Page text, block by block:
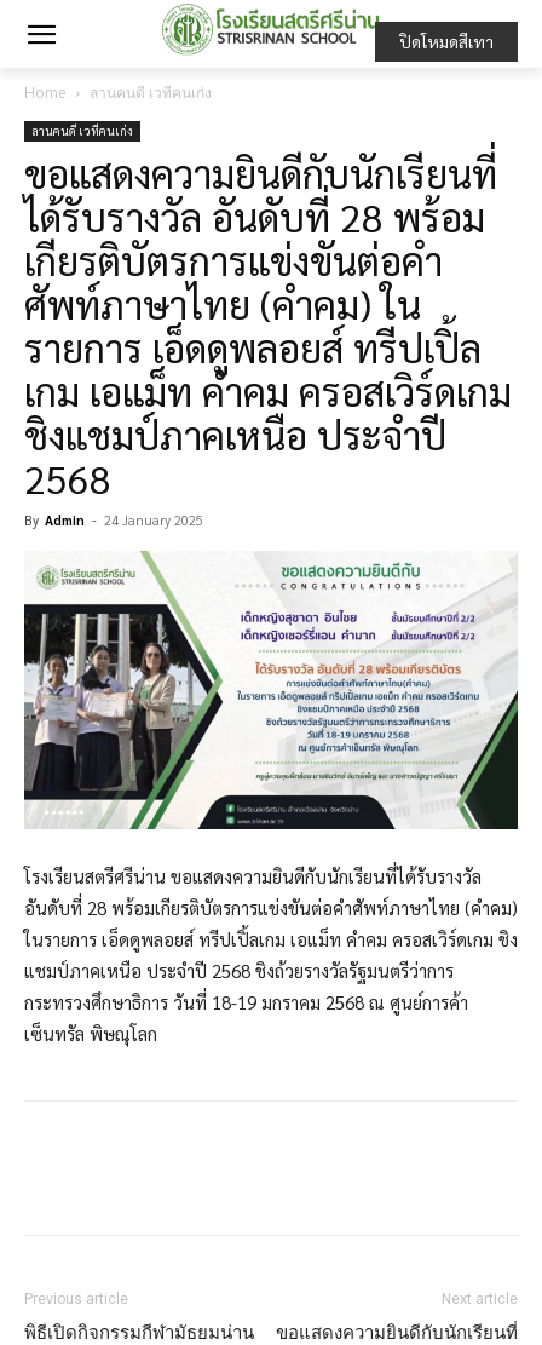
Home ลานคนดี เวทีคนเก่ง
ลานคนดี เวทีคนเก่ง
ขอแสดงความยินดีกับนักเรียนที่
ได้รับรางวัล อันดับที่ 28 พร้อม
เกียรติบัตรการแข่งขันต่อคำ
ศัพท์ภาษาไทย (คำคม) ใน
รายการ เอ็ดดูพลอยส์ ทรีปเปิ้ล
เกม เอแม็ท คำคม ครอสเวิร์ดเกม
ชิงแชมป์ภาคเหนือ ประจำปี
2568
By Admin - 24 January 2025
โรงเรียนสตรีศรีน่าน ขอแสดงความยินดีกับนักเรียนที่ได้รับรางวัล
อันดับที่ 28 พร้อมเกียรติบัตรการแข่งขันต่อคำศัพท์ภาษาไทย (คำคม)
ในรายการ เอ็ดดูพลอยส์ ทรีปเปิ้ลเกม เอแม็ท คำคม ครอสเวิร์ดเกม ชิง
แชมป์ภาคเหนือ ประจำปี 2568 ชิงถ้วยรางวัลรัฐมนตรีว่าการ
กระทรวงศึกษาธิการ วันที่ 18-19 มกราคม 2568 ณ ศูนย์การค้า
เซ็นทรัล พิษณุโลก
Previous article
พิธีเปิดกิจกรรมกีฬามัธยมน่าน
Next article
ขอแสดงความยินดีกับนักเรียนที่
ปิดโหมดสีเทา